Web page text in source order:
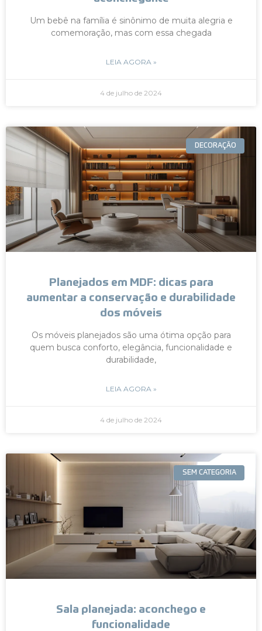
Um bebê na família é sinônimo de muita alegria e
comemoração, mas com essa chegada
LEIA AGORA »
4 de julho de 2024
DECORAÇÃO
Planejados em MDF: dicas para
aumentar a conservação e durabilidade
dos móveis
Os móveis planejados são uma ótima opção para
quem busca conforto, elegância, funcionalidade e
durabilidade,
LEIA AGORA »
4 de julho de 2024
SEM CATEGORIA
Sala planejada: aconchego e
funcionalidade